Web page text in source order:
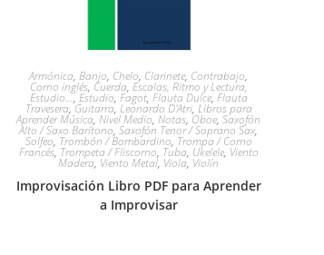
Armónica,Banjo, Chelo, Clarinete, Contrabajo,
Corno inglés, Cuerda, Escalas, Ritmo y Lectura,
Estudio..., Estudio, Fagot, Flauta Dulce, Flauta
Travesera,Guitarra, Leonardo D'Atri, Libros para
Aprender Música,Nivel Medio,Notas,Oboe,Saxofón
Alto / Saxo Barítono,Saxofón Tenor / Soprano Sax,
Solfeo, Trombón / Bombardino, Trompa / Corno
Francés, Trompeta / Fliscorno, Tuba, Ukelele, Viento
Madera, Viento Metal, Viola, Violín
Improvisación Libro PDF para Aprender
a Improvisar